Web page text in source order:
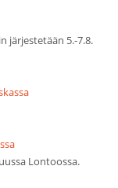
järjestetään 5.-7.8.
Lontoossa.